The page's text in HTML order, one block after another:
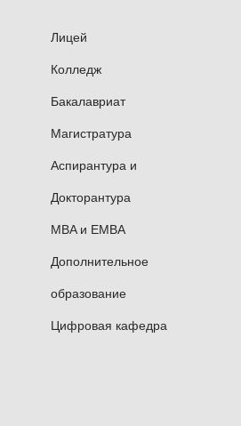
Лицей
Колледж
Бакалавриат
Магистратура
Аспирантура и
Докторантура
MBA и EMBA
Дополнительное
образование
Цифровая кафедра